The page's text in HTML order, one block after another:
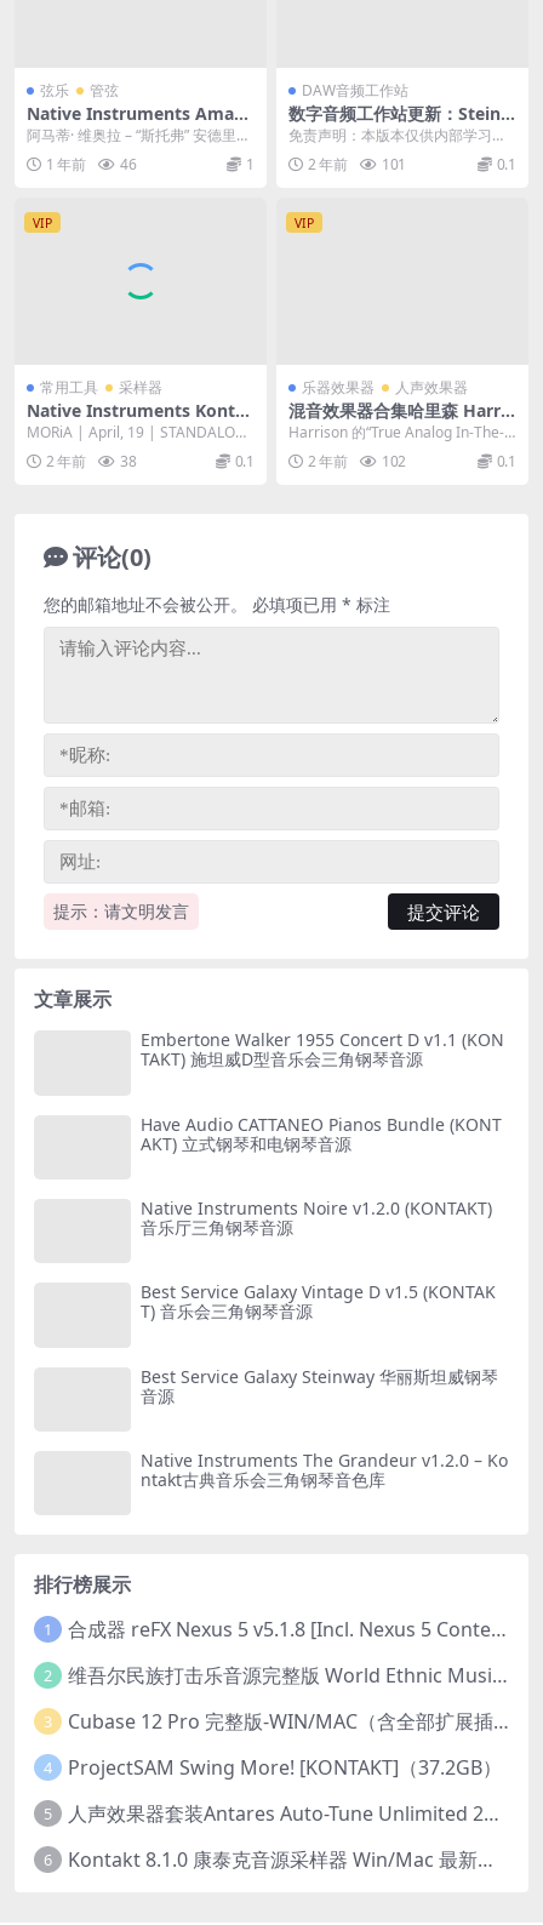
弦乐 管弦
Native Instruments Amati
Viola v1.0.0 KONTAKT克雷
阿马蒂· 维奥拉 – “斯托弗” 安德里亚·
阿马蒂是一位开拓性的小提琴手，
正如我...
1 年前 46 1
DAW音频工作站
数字音频工作站更新：Steinb
erg Cubase 13 Pro v13.0.40
免责声明：本版本仅供内部学习，
请下载后24小时内删除，请购买正
版最稳定！ 官网：...
2 年前 101 0.1
VIP
常用工具 采样器
Native Instruments Konta
kt 7 v7.3.0 [WiN, MacOS]
MORiA | April, 19 | STANDALONE
| AUi | V...
2 年前 38 0.1
VIP
乐器效果器 人声效果器
混音效果器合集哈里森 Harris
on AVA Plugins v2021.05.11
Win
Harrison 的“True Analog In-The-B
ox”声音声誉归功...
2 年前 102 0.1
评论(0)
提示：请文明发言
您的邮箱地址不会被公开。 必填项已用 * 标注
文章展示
Embertone Walker 1955 Concert D v1.1 (KON
TAKT) 施坦威D型音乐会三角钢琴音源
Have Audio CATTANEO Pianos Bundle (KONT
AKT) 立式钢琴和电钢琴音源
Native Instruments Noire v1.2.0 (KONTAKT)
音乐厅三角钢琴音源
Best Service Galaxy Vintage D v1.5 (KONTAK
T) 音乐会三角钢琴音源
Best Service Galaxy Steinway 华丽斯坦威钢琴
音源
Native Instruments The Grandeur v1.2.0 – Ko
ntakt古典音乐会三角钢琴音色库
排行榜展示
1 合成器 reFX Nexus 5 v5.1.8 [Incl. Nexus 5 Content] PC/v5.1.8 MAC
2 维吾尔民族打击乐音源完整版 World Ethnic Music Uyghur Instruments v1.0.1 [KONTAKT]
3 Cubase 12 Pro 完整版-WIN/MAC（含全部扩展插件）
4 ProjectSAM Swing More! [KONTAKT]（37.2GB）
5 人声效果器套装Antares Auto-Tune Unlimited 2023.12 CE-V.R-Win
6 Kontakt 8.1.0 康泰克音源采样器 Win/Mac 最新版本